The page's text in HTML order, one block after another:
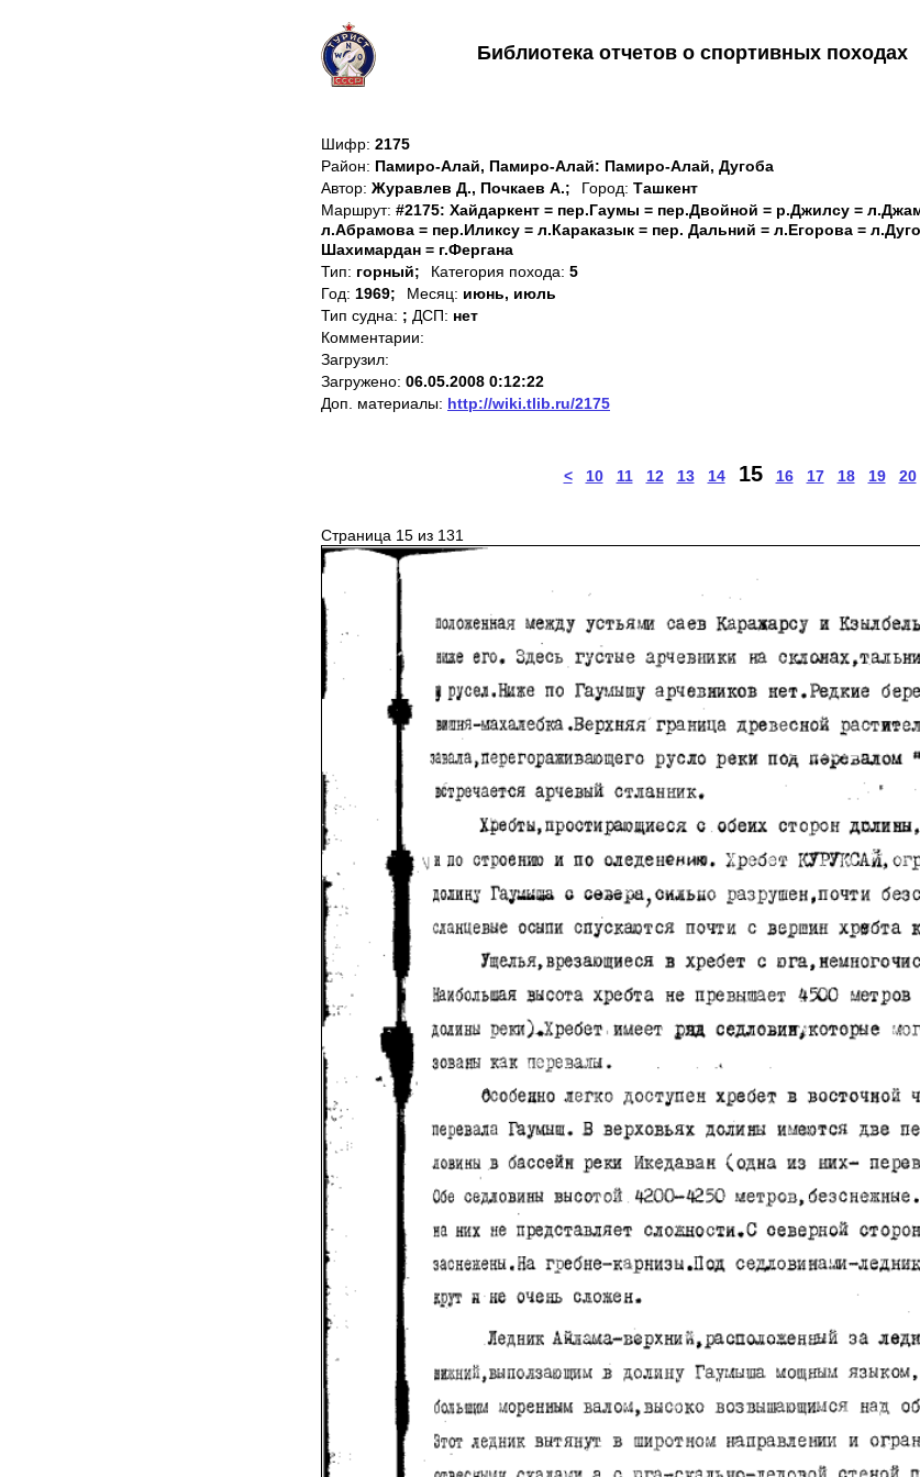
Библиотека отчетов о спортивных походах
Шифр: 2175
Район: Памиро-Алай, Памиро-Алай: Памиро-Алай, Дугоба
Автор: Журавлев Д., Почкаев А.; Город: Ташкент
Маршрут: #2175: Хайдаркент = пер.Гаумы = пер.Двойной = р.Джилсу =
л.Абрамова = пер.Иликсу = л.Караказык = пер. Дальний = л.Егорова =
Шахимардан = г.Фергана
Тип: горный; Категория похода: 5
Год: 1969; Месяц: июнь, июль
Тип судна: ; ДСП: нет
Комментарии:
Загрузил:
Загружено: 06.05.2008 0:12:22
Доп. материалы: http://wiki.tlib.ru/2175
< 10 11 12 13 14 15 16 17 18 19 20
Страница 15 из 131